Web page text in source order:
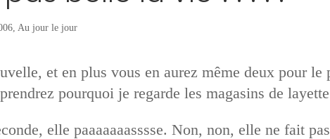
Au jour le jour
et en plus vous en aurez même deux pour
pourquoi je regarde les magasins de
elle paaaaaaasssse. Non, non, elle ne fait